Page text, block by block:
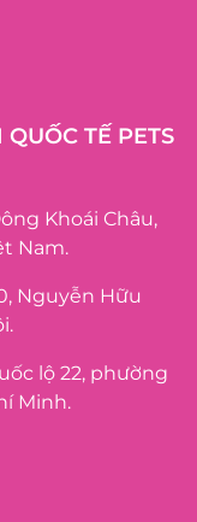
TẾ PETS
Khoái Châu,
Nam.
Nguyễn Hữu
lộ 22, phường
Minh.